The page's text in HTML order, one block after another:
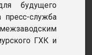
будущего
служба
ГХК и